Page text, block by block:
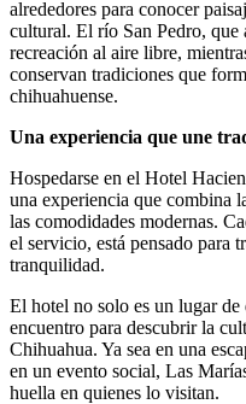
alrededores para conocer
cultural. El río San Pedro, que
recreación al aire libre,
conservan tradiciones que
chihuahuense.
Una experiencia que une
Hospedarse en el Hotel
una experiencia que combina
las comodidades modernas.
el servicio, está pensado para
tranquilidad.
El hotel no solo es un lugar
encuentro para descubrir la
Chihuahua. Ya sea en una
en un evento social, Las
huella en quienes lo visitan.